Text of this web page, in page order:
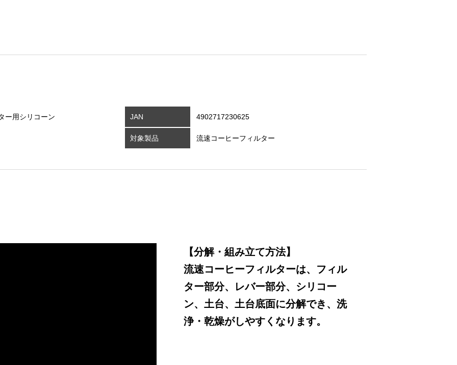
ー用シリコーン JAN 4902717230625
対象製品 流速コーヒーフィルター
【分解・組み立て方法】
流速コーヒーフィルターは、フィル
ター部分、レバー部分、シリコー
ン、土台、土台底面に分解でき、洗
浄・乾燥がしやすくなります。